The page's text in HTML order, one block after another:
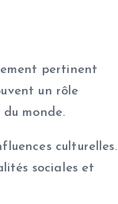
pertinent
un rôle
monde.
culturelles.
sociales et